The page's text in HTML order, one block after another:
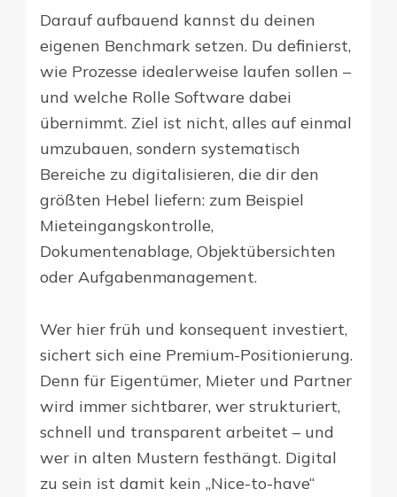
Darauf aufbauend kannst du deinen
eigenen Benchmark setzen. Du definierst,
wie Prozesse idealerweise laufen sollen –
und welche Rolle Software dabei
übernimmt. Ziel ist nicht, alles auf einmal
umzubauen, sondern systematisch
Bereiche zu digitalisieren, die dir den
größten Hebel liefern: zum Beispiel
Mieteingangskontrolle,
Dokumentenablage, Objektübersichten
oder Aufgabenmanagement.
Wer hier früh und konsequent investiert,
sichert sich eine Premium-Positionierung.
Denn für Eigentümer, Mieter und Partner
wird immer sichtbarer, wer strukturiert,
schnell und transparent arbeitet – und
wer in alten Mustern festhängt. Digital
zu sein ist damit kein „Nice-to-have“